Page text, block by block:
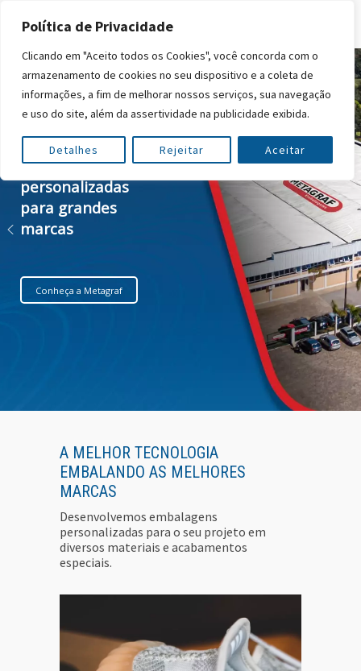
Política de Privacidade
Clicando em "Aceito todos os Cookies", você concorda com o
armazenamento de cookies no seu dispositivo e a coleta de
informações, a fim de melhorar nossos serviços, sua navegação
e uso do site, além da assertividade na publicidade exibida.
Detalhes Rejeitar Aceitar
Embalagens
personalizadas
para grandes
marcas
Conheça a Metagraf
A MELHOR TECNOLOGIA
EMBALANDO AS MELHORES
MARCAS
Desenvolvemos embalagens
personalizadas para o seu projeto em
diversos materiais e acabamentos
especiais.